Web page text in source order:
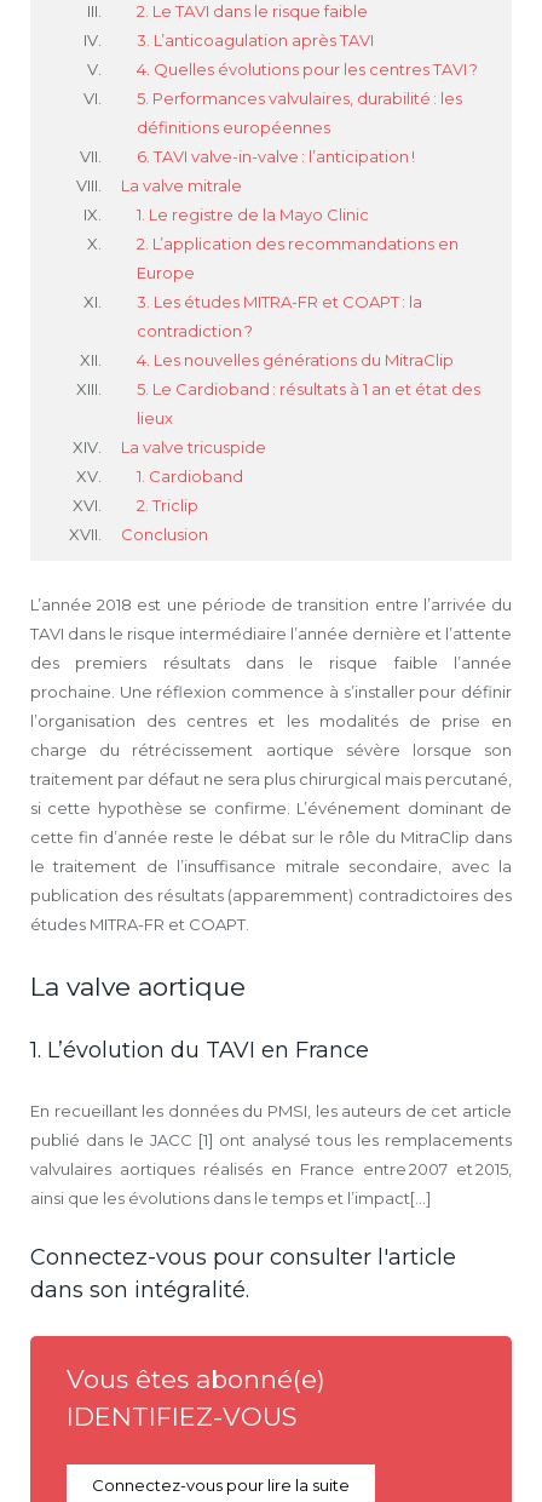
2. Le TAVI dans le risque faible
3. L’anticoagulation après TAVI
4. Quelles évolutions pour les centres TAVI ?
5. Performances valvulaires, durabilité : les
définitions européennes
6. TAVI valve-in-valve : l’anticipation !
La valve mitrale
1. Le registre de la Mayo Clinic
2. L’application des recommandations en
Europe
3. Les études MITRA-FR et COAPT : la
contradiction ?
4. Les nouvelles générations du MitraClip
5. Le Cardioband : résultats à 1 an et état des
lieux
La valve tricuspide
1. Cardioband
2. Triclip
Conclusion
L’année 2018 est une période de transition entre l’arrivée du
TAVI dans le risque intermédiaire l’année dernière et l’attente
des premiers résultats dans le risque faible l’année
prochaine. Une réflexion commence à s’installer pour définir
l’organisation des centres et les modalités de prise en
charge du rétrécissement aortique sévère lorsque son
traitement par défaut ne sera plus chirurgical mais percutané,
si cette hypothèse se confirme. L’événement dominant de
cette fin d’année reste le débat sur le rôle du MitraClip dans
le traitement de l’insuffisance mitrale secondaire, avec la
publication des résultats (apparemment) contradictoires des
études MITRA-FR et COAPT.
La valve aortique
1. L’évolution du TAVI en France
En recueillant les données du PMSI, les auteurs de cet article
publié dans le JACC [1] ont analysé tous les remplacements
valvulaires aortiques réalisés en France entre 2007 et 2015,
ainsi que les évolutions dans le temps et l’impact[...]
Connectez-vous pour consulter l'article
dans son intégralité.
Vous êtes abonné(e)
IDENTIFIEZ-VOUS
Connectez-vous pour lire la suite